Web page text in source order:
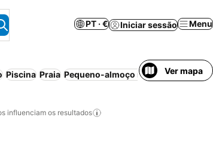
PT · € Iniciar sessão Menu
Piscina Praia Pequeno-almoço incluído Meia-
Ver mapa
influenciam os resultados
aos favoritos